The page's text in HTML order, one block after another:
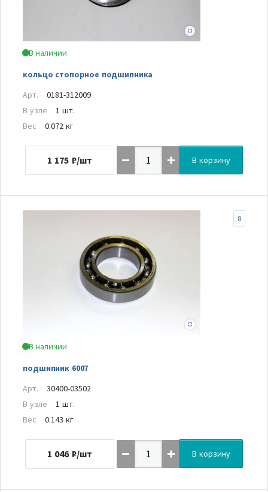
В наличии
кольцо стопорное подшипника
Арт.
0181-312009
В узле
1 шт.
Вес
0.072 кг
1 175 ₽/шт В корзину
В наличии
подшипник 6007
8
Арт.
30400-03502
В узле
1 шт.
Вес
0.143 кг
1 046 ₽/шт В корзину